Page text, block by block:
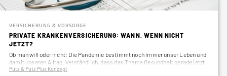
VERSICHERUNG & VORSORGE
PRIVATE KRANKENVERSICHERUNG: WANN, WENN NICHT
JETZT?
Ob man will oder nicht: Die Pandemie bestimmt noch immer unser Leben und
damit unseren Alltag. Verständlich, dass das Thema Gesundheit gerade jetzt
verstärkt thematisiert…
Putz & Putz Plus Konzept